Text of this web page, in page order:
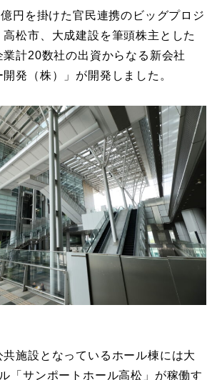
円を掛けた官民連携のビッグプロジ
高松市、大成建設を筆頭株主とした
計20数社の出資からなる新会社
開発（株）」が開発しました。
共施設となっているホール棟には大
「サンポートホール高松」が稼働す